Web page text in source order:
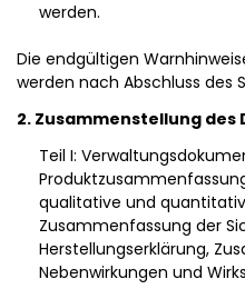
werden.
Die endgültigen
werden nach Abschluss des
2. Zusammenstellung des
Teil I:
qualitative und
Zusammenfassung der
Herstellungserklärung,
Nebenwirkungen und